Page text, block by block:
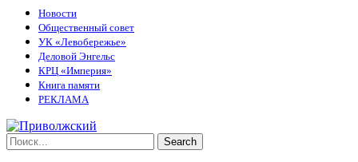
Новости
Общественный совет
УК «Левобережье»
Деловой Энгельс
КРЦ «Империя»
Книга памяти
РЕКЛАМА